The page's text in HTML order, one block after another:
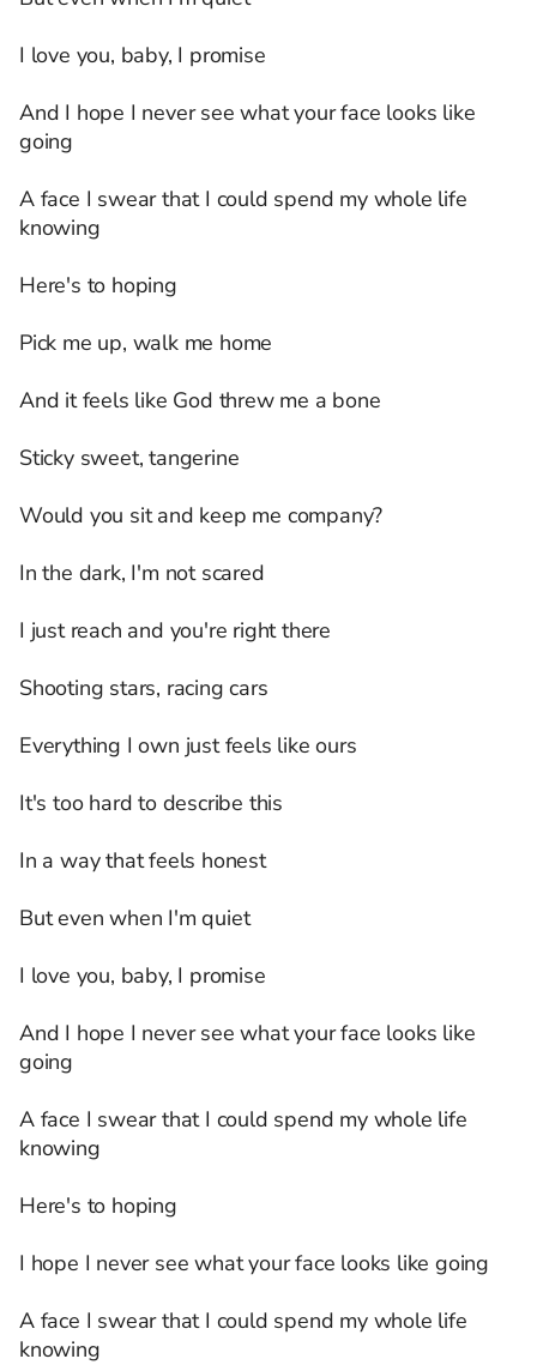
I love you, baby, I promise
And I hope I never see what your face looks like
going
A face I swear that I could spend my whole life
knowing
Here's to hoping
Pick me up, walk me home
And it feels like God threw me a bone
Sticky sweet, tangerine
Would you sit and keep me company?
In the dark, I'm not scared
I just reach and you're right there
Shooting stars, racing cars
Everything I own just feels like ours
It's too hard to describe this
In a way that feels honest
But even when I'm quiet
I love you, baby, I promise
And I hope I never see what your face looks like
going
A face I swear that I could spend my whole life
knowing
Here's to hoping
I hope I never see what your face looks like going
A face I swear that I could spend my whole life
knowing